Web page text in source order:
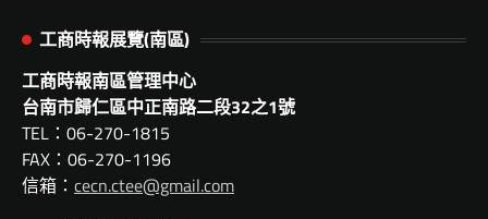
工商時報展覽(南區)
工商時報南區管理中心
台南市歸仁區中正南路二段32之1號
TEL：06-270-1815
FAX：06-270-1196
信箱： cecn.ctee@gmail.com